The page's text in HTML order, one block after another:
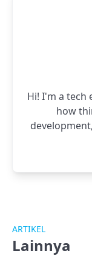
Hi! I'm a tech
how
ARTIKEL
Lainnya